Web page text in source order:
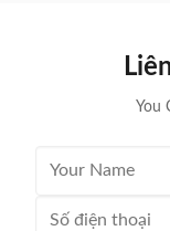
pumps, and
You